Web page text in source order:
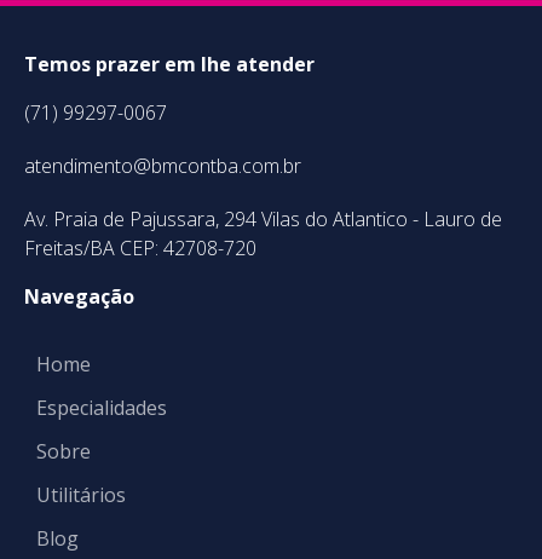
Temos prazer em lhe atender
(71) 99297-0067
atendimento@bmcontba.com.br
Av. Praia de Pajussara, 294 Vilas do Atlantico - Lauro de
Freitas/BA CEP: 42708-720
Navegação
Home
Especialidades
Sobre
Utilitários
Blog